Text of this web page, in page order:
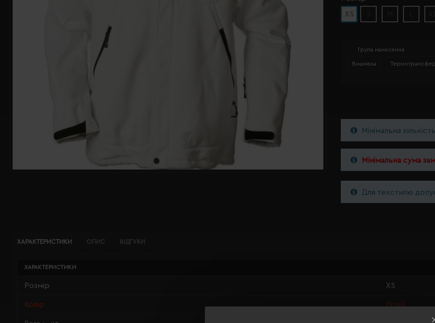
XS
Група нанесення
Вишивка
Мінімальна
Мінімальна сума
Для текстилю
ХАРАКТЕРИСТИКИ ОПИС ВІДГУКИ
ХАРАКТЕРИСТИКИ
Розмір XS
Колір білий